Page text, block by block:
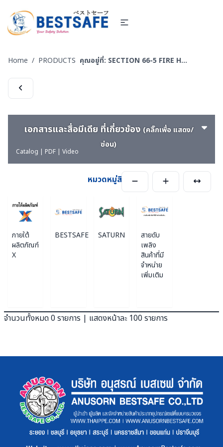
Home / PRODUCTS คุณอยู่ที่: SECTION 66-5 FIRE HOSE & EQUIPMENTS อุปกรณ์ส่งจ่ายน้ำสำหรับงานดับเพลิง
เอกสารและสื่อมีเดีย ที่เกี่ยวข้อง (คลิ๊กเพื่อ แสดง/
ซ่อน)
Catalog | PDF | Video
หมวดหมู่สินค้า
ภายใต้
ผลิตภัณฑ์
X
BESTSAFE SATURN
สายดับ
เพลิง
สินค้าที่มี
จำหน่าย
เพิ่มเติม
จำนวนทั้งหมด 0 รายการ | แสดงหน้าละ 100 รายการ